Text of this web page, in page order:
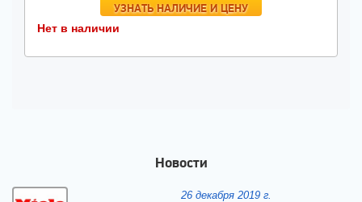
УЗНАТЬ НАЛИЧИЕ И ЦЕНУ
Нет в наличии
Новости
26 декабря 2019 г.